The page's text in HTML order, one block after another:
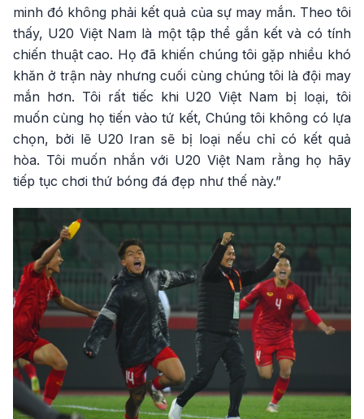
minh đó không phải kết quả của sự may mắn. Theo tôi
thấy, U20 Việt Nam là một tập thể gắn kết và có tính
chiến thuật cao. Họ đã khiến chúng tôi gặp nhiều khó
khăn ở trận này nhưng cuối cùng chúng tôi là đội may
mắn hơn. Tôi rất tiếc khi U20 Việt Nam bị loại, tôi
muốn cùng họ tiến vào tứ kết, Chúng tôi không có lựa
chọn, bởi lẽ U20 Iran sẽ bị loại nếu chỉ có kết quả
hòa. Tôi muốn nhắn với U20 Việt Nam rằng họ hãy
tiếp tục chơi thứ bóng đá đẹp như thế này.”